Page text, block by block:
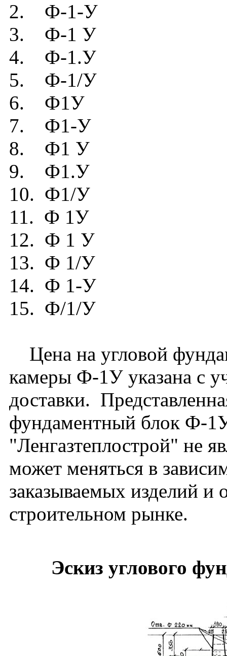
2. Ф-1-У
3. Ф-1 У
4. Ф-1.У
5. Ф-1/У
6. Ф1У
7. Ф1-У
8. Ф1 У
9. Ф1.У
10. Ф1/У
11. Ф 1У
12. Ф 1 У
13. Ф 1/У
14. Ф 1-У
15. Ф/1/У
Цена на угловой
камеры Ф-1У указана с
доставки.
фундаментный блок Ф-
"Ленгазтеплострой" не
может меняться в
заказываемых изделий и
строительном рынке.
Эскиз углового